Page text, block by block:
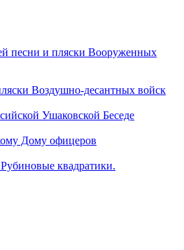
песни и пляски Вооруженных
Воздушно-десантных войск
Ушаковской Беседе
Дому офицеров
квадратики.